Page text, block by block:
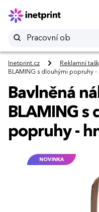
Inetprint.cz Reklamní
BLAMING s dlouhými popruhy -
Bavlněná
BLAMING s
popruhy -
NOVINKA